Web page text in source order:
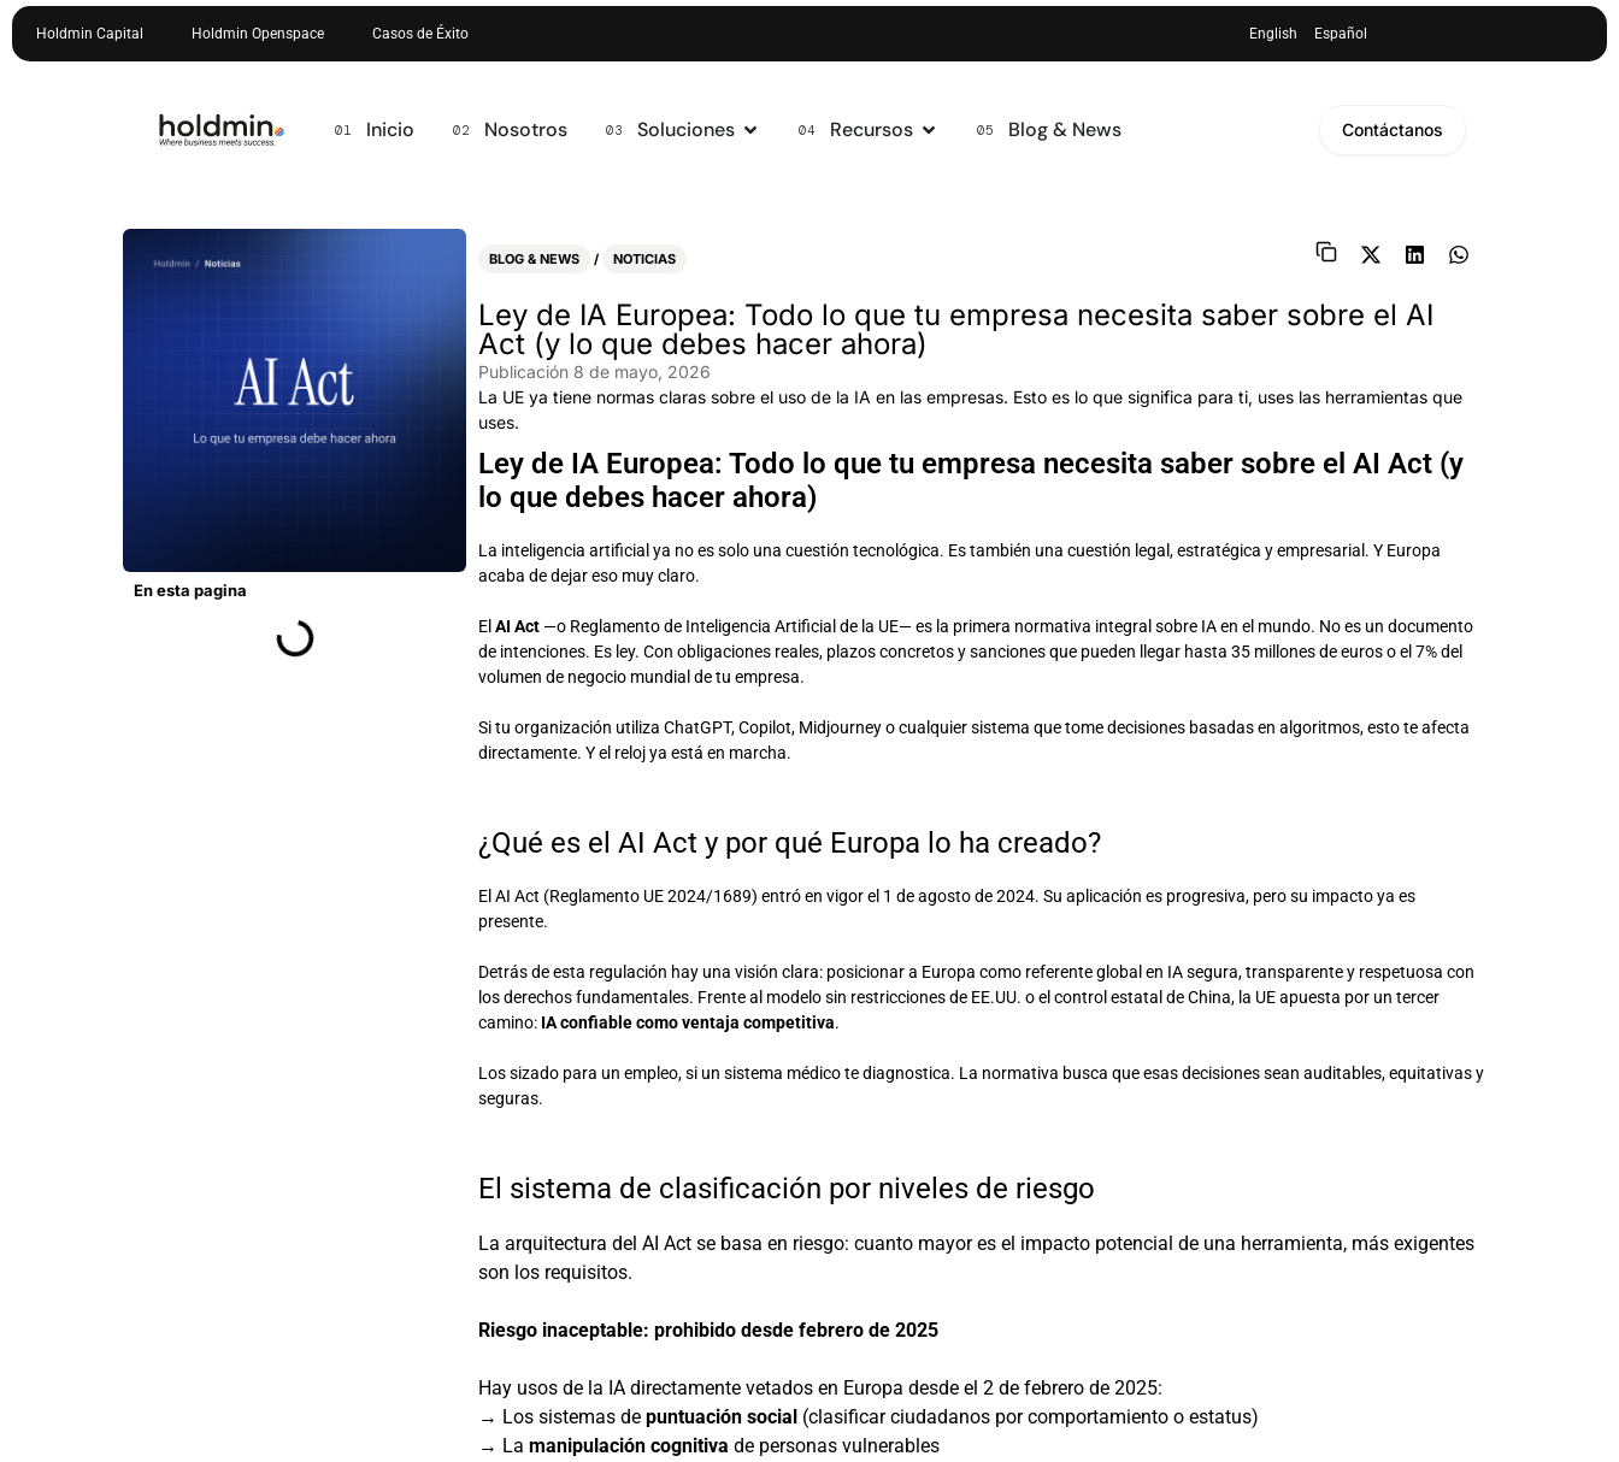
Holdmin Capital Holdmin Openspace Casos de Éxito English Español
Inicio Nosotros Soluciones Recursos Blog & News Contáctanos
En esta pagina
BLOG & NEWS / NOTICIAS
Ley de IA Europea: Todo lo que tu empresa necesita saber sobre el AI
Act (y lo que debes hacer ahora)
Publicación 8 de mayo, 2026
La UE ya tiene normas claras sobre el uso de la IA en las empresas. Esto es lo que significa para ti, uses las herramientas que
uses.
Ley de IA Europea: Todo lo que tu empresa necesita saber sobre el AI Act (y
lo que debes hacer ahora)
La inteligencia artificial ya no es solo una cuestión tecnológica. Es también una cuestión legal, estratégica y empresarial. Y Europa
acaba de dejar eso muy claro.
El AI Act —o Reglamento de Inteligencia Artificial de la UE— es la primera normativa integral sobre IA en el mundo. No es un documento
de intenciones. Es ley. Con obligaciones reales, plazos concretos y sanciones que pueden llegar hasta 35 millones de euros o el 7% del
volumen de negocio mundial de tu empresa.
Si tu organización utiliza ChatGPT, Copilot, Midjourney o cualquier sistema que tome decisiones basadas en algoritmos, esto te afecta
directamente. Y el reloj ya está en marcha.
¿Qué es el AI Act y por qué Europa lo ha creado?
El AI Act (Reglamento UE 2024/1689) entró en vigor el 1 de agosto de 2024. Su aplicación es progresiva, pero su impacto ya es
presente.
Detrás de esta regulación hay una visión clara: posicionar a Europa como referente global en IA segura, transparente y respetuosa con
los derechos fundamentales. Frente al modelo sin restricciones de EE.UU. o el control estatal de China, la UE apuesta por un tercer
camino: IA confiable como ventaja competitiva.
Los sizado para un empleo, si un sistema médico te diagnostica. La normativa busca que esas decisiones sean auditables, equitativas y
seguras.
El sistema de clasificación por niveles de riesgo
La arquitectura del AI Act se basa en riesgo: cuanto mayor es el impacto potencial de una herramienta, más exigentes
son los requisitos.
Riesgo inaceptable: prohibido desde febrero de 2025
Hay usos de la IA directamente vetados en Europa desde el 2 de febrero de 2025:
→ Los sistemas de puntuación social (clasificar ciudadanos por comportamiento o estatus)
→ La manipulación cognitiva de personas vulnerables